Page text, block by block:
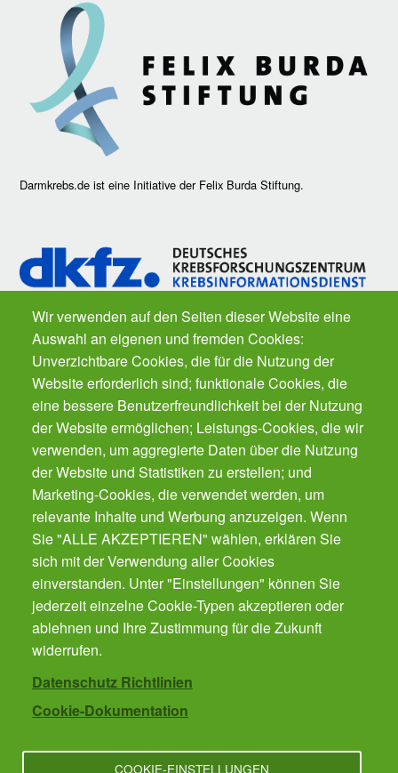
Darmkrebs.de ist eine Initiative der Felix Burda Stiftung.
Wir verwenden auf den Seiten dieser Website eine
Auswahl an eigenen und fremden Cookies:
Unverzichtbare Cookies, die für die Nutzung der
Website erforderlich sind; funktionale Cookies, die
eine bessere Benutzerfreundlichkeit bei der Nutzung
der Website ermöglichen; Leistungs-Cookies, die wir
verwenden, um aggregierte Daten über die Nutzung
der Website und Statistiken zu erstellen; und
Marketing-Cookies, die verwendet werden, um
relevante Inhalte und Werbung anzuzeigen. Wenn
Sie "ALLE AKZEPTIEREN" wählen, erklären Sie
sich mit der Verwendung aller Cookies
einverstanden. Unter "Einstellungen" können Sie
jederzeit einzelne Cookie-Typen akzeptieren oder
ablehnen und Ihre Zustimmung für die Zukunft
widerrufen.
Datenschutz Richtlinien
Cookie-Dokumentation
COOKIE-EINSTELLUNGEN
Fragen zu Krebs? DerKrebsinformationsdienstdes Deutschen
Krebsforschungszentrums ist für Sie da. Kostenfrei.
Der Gesundheits-Butler für Ihr Smartphone.
Der automatische Gesundheits-Manager für alle
Präventions-Leistung - von Impfungen, Zahnarzt
bis Krebsvorsorge. Für die ganze Familie.
Gratis!
Cookies verwalten
Kontakt
Impressum